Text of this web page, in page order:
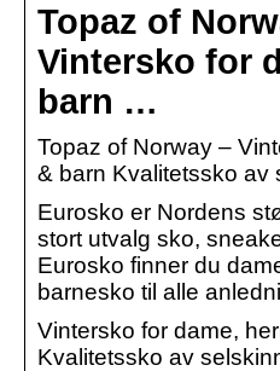
Topaz of
Vintersko for
barn …
Topaz of Norway –
& barn Kvalitetssko av
Eurosko er Nordens
stort utvalg sko,
Eurosko finner du
barnesko til alle
Vintersko for dame,
Kvalitetssko av